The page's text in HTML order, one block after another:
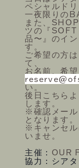
ペシャルドリ
一夜限りの
また、
ツの『
品〜』のイ
す。
ご希望の方
て、
お名前、希
い。
後日こちら
します。
※確認メール
となります。
※キャンセル
いませ。
主催： OUR
協力：シア